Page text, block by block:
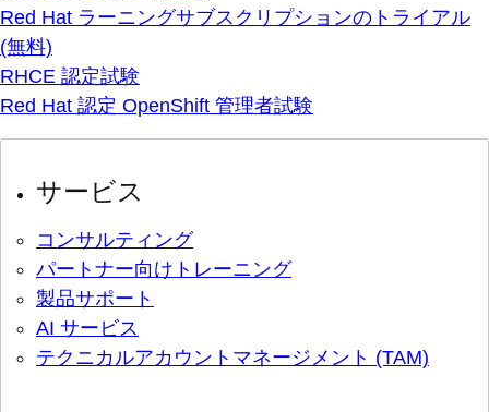
Red Hat ラーニングサブスクリプションのトライアル
(無料)
RHCE 認定試験
Red Hat 認定 OpenShift 管理者試験
サービス
コンサルティング
パートナー向けトレーニング
製品サポート
AI サービス
テクニカルアカウントマネージメント (TAM)